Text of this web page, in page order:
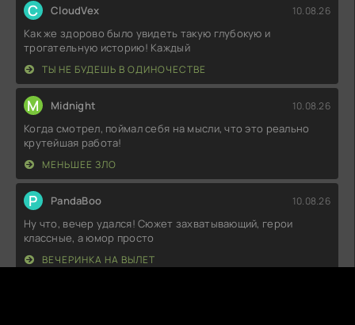
C CloudVex 10.08.26
Как же здорово было увидеть такую глубокую и
трогательную историю! Каждый
ТЫ НЕ БУДЕШЬ В ОДИНОЧЕСТВЕ
M Midnight 10.08.26
Когда смотрел, поймал себя на мысли, что это реально
крутейшая работа!
МЕНЬШЕЕ ЗЛО
P PandaBoo 10.08.26
Ну что, вечер удался! Сюжет захватывающий, герои
классные, а юмор просто
ВЕЧЕРИНКА НА ВЫЛЕТ